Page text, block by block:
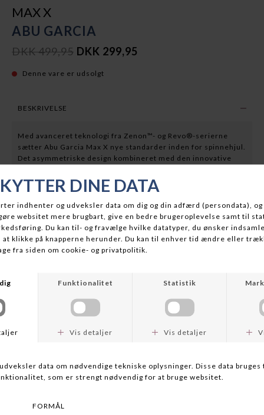
MAX X
ABU GARCIA
DKK 499,95 DKK 299,95
Denne vare er udsolgt
BESKRIVELSE
Med avanceret teknologi fra Zenon™- og Revo®-serierne
sætter Abu Garcia Max X nye standarder inden for spinnehjul.
Det asymmetriske design kombineret med den innovative
effektivt valg for seriøse fiskere. Udstyret med et robust 4+1
kuglelejesystem og Rocket Line Management™ garanterer Max
X en problemfri og præcis fiskerioplevelse.
Fordele ved Abu Garcia Max X spinnehjul:
Silkeblød drift: 4 kuglelejer og 1 rulleleje sikrer en jævn og
reducerer vægten for bedre ergonomi.
let kast og minimal startmodstand.
Rocket Line Management™:
Perfekt kontrol til både fletliner
Holdbarhed: Aluminiums spole, der er klar til fletline uden
optimalt greb under fiskeri.
let, pålideligt og præstationsdygtigt spinnehjul.